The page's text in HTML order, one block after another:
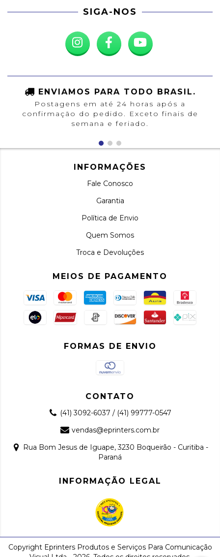
SIGA-NOS
ENVIAMOS PARA TODO BRASIL.
Postagens em até 24 horas após a
confirmação do pedido. Exceto finais de
semana e feriado.
INFORMAÇÕES
Fale Conosco
Garantia
Política de Envio
Quem Somos
Troca e Devoluções
MEIOS DE PAGAMENTO
FORMAS DE ENVIO
CONTATO
(41) 3092-6037 / (41) 99777-0547
vendas@eprinters.com.br
Rua Bom Jesus de Iguape, 3230 Boqueirão - Curitiba -
Paraná
INFORMAÇÃO LEGAL
Copyright Eprinters Produtos e Serviços Para Comunicação